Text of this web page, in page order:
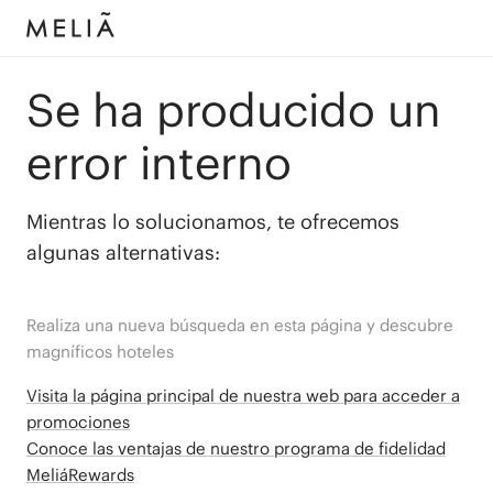
Se ha producido un
error interno
Mientras lo solucionamos, te ofrecemos
algunas alternativas:
Realiza una nueva búsqueda en esta página y descubre
magníficos hoteles
Visita la página principal de nuestra web para acceder a
promociones
Conoce las ventajas de nuestro programa de fidelidad
MeliáRewards